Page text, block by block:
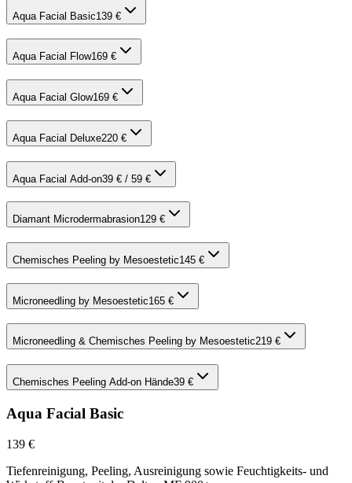
Aqua Facial Basic139 €
Aqua Facial Flow169 €
Aqua Facial Glow169 €
Aqua Facial Deluxe220 €
Aqua Facial Add-on39 € / 59 €
Diamant Microdermabrasion129 €
Chemisches Peeling by Mesoestetic145 €
Microneedling by Mesoestetic165 €
Microneedling & Chemisches Peeling by Mesoestetic219 €
Chemisches Peeling Add-on Hände39 €
Aqua Facial Basic
139 €
Tiefenreinigung, Peeling, Ausreinigung sowie Feuchtigkeits- und